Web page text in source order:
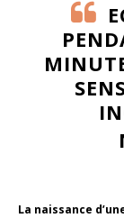
La naissance